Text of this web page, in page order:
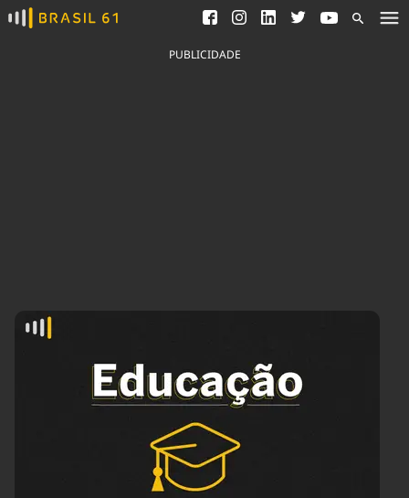
Ver todas as notícias
Saneamento
Indicadores
Agronegócios
Cultura
Economia
Educação
Infraestrutura
Internacional
Podcast
Política
Saúde
PUBLICIDADE